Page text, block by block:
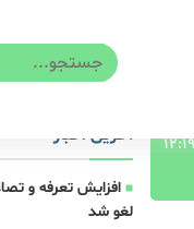
آخرین اخبار
افزایش تعرفه و
لغو شد